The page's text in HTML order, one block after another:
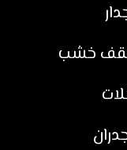
خشب